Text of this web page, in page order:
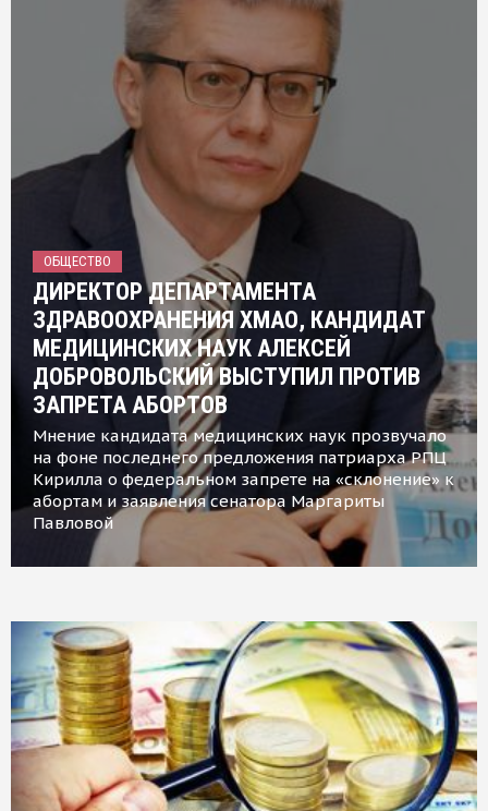
ОБЩЕСТВО
ДИРЕКТОР ДЕПАРТАМЕНТА
ЗДРАВООХРАНЕНИЯ ХМАО, КАНДИДАТ
МЕДИЦИНСКИХ НАУК АЛЕКСЕЙ
ДОБРОВОЛЬСКИЙ ВЫСТУПИЛ ПРОТИВ
ЗАПРЕТА АБОРТОВ
Мнение кандидата медицинских наук прозвучало
на фоне последнего предложения патриарха РПЦ
Кирилла о федеральном запрете на «склонение» к
абортам и заявления сенатора Маргариты
Павловой